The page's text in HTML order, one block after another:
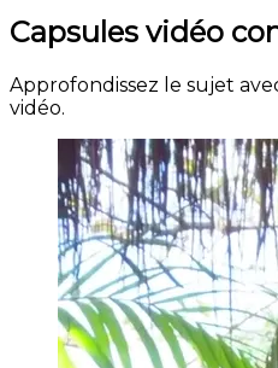
Capsules vidéo
Approfondissez le sujet
vidéo.